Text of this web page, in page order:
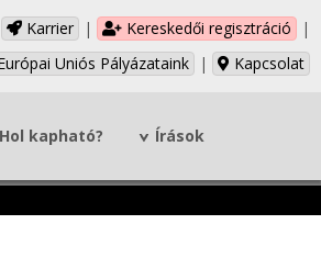
Karrier | Kereskedői regisztráció
|
Uniós Pályázataink
| Kapcsolat
Hol kapható? Írások